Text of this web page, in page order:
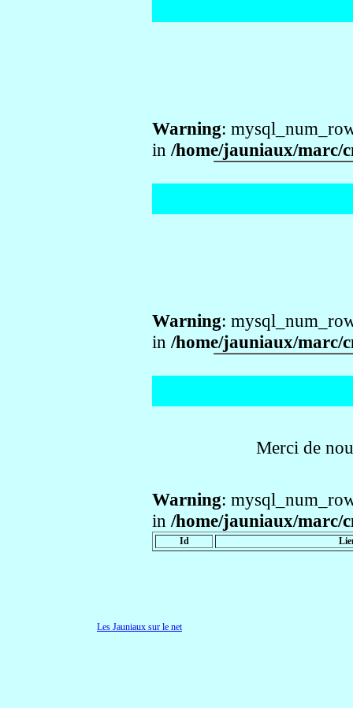
Warning:
in /home/jauniaux/marc/
Warning:
in /home/jauniaux/marc/
Merci de
Warning:
in /home/jauniaux/marc/
Id
Les Jauniaux sur le net